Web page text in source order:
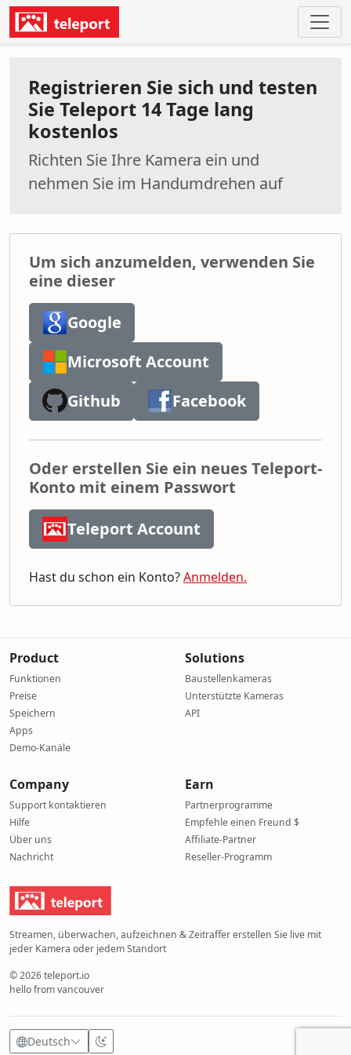
Registrieren Sie sich und testen
Sie Teleport 14 Tage lang
kostenlos
Richten Sie Ihre Kamera ein und
nehmen Sie im Handumdrehen auf
Um sich anzumelden, verwenden Sie
eine dieser
Google
Microsoft Account
Github
Facebook
Oder erstellen Sie ein neues Teleport-
Konto mit einem Passwort
Teleport Account
Hast du schon ein Konto?Anmelden.
Product
Funktionen
Preise
Speichern
Apps
Demo-Kanäle
Solutions
Baustellenkameras
Unterstützte Kameras
API
Company
Support kontaktieren
Hilfe
Über uns
Nachricht
Earn
Partnerprogramme
Empfehle einen Freund $
Affiliate-Partner
Reseller-Programm
Streamen, überwachen, aufzeichnen & Zeitraffer erstellen Sie live mit
jeder Kamera oder jedem Standort
© 2026 teleport.io
hello from vancouver
Deutsch